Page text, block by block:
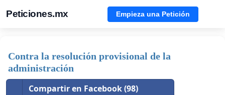
Peticiones.mx Empieza una Petición
Contra la resolución provisional de la
administración
Compartir en Facebook (98)